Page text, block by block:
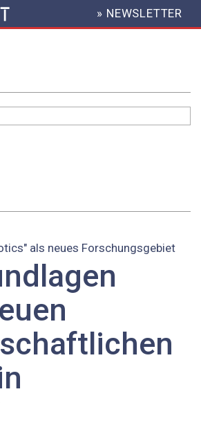
HEADER
MENU
» NEWSLETTER
als neues Forschungsgebiet